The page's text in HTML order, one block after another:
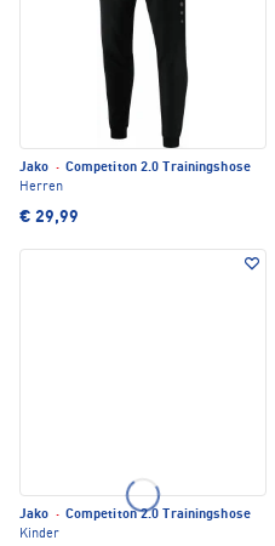
Jako · Competiton 2.0 Trainingshose
Herren
€ 29,99
Jako · Competiton 2.0 Trainingshose
Kinder